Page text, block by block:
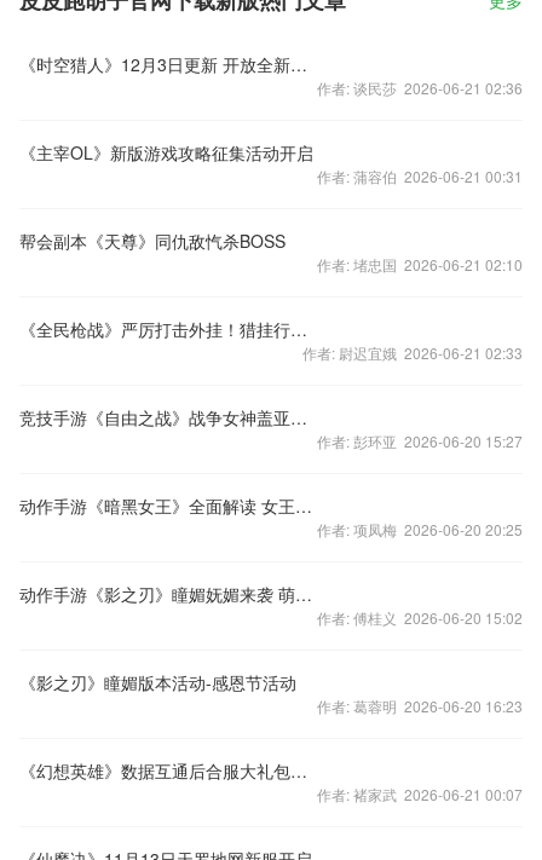
《时空猎人》12月3日更新 开放全新机甲玩法
作者: 谈民莎 2026-06-21 02:36
《主宰OL》新版游戏攻略征集活动开启
作者: 蒲容伯 2026-06-21 00:31
帮会副本《天尊》同仇敌忾杀BOSS
作者: 堵忠国 2026-06-21 02:10
《全民枪战》严厉打击外挂！猎挂行动第十二弹！
作者: 尉迟宜娥 2026-06-21 02:33
竞技手游《自由之战》战争女神盖亚解说视频
作者: 彭环亚 2026-06-20 15:27
动作手游《暗黑女王》全面解读 女王帮你撸
作者: 项凤梅 2026-06-20 20:25
动作手游《影之刃》瞳媚妩媚来袭 萌妹评测解说视频
作者: 傅桂义 2026-06-20 15:02
《影之刃》瞳媚版本活动-感恩节活动
作者: 葛蓉明 2026-06-20 16:23
《幻想英雄》数据互通后合服大礼包放送
作者: 褚家武 2026-06-21 00:07